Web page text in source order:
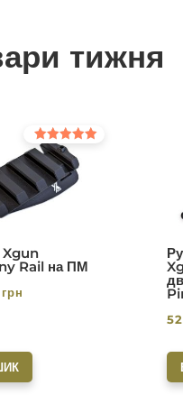
тижня
Xgun
Rail на ПМ
Оцінено в
5.00
з 5
грн